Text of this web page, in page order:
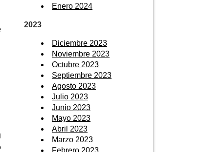
Enero 2024
2023
Diciembre 2023
Noviembre 2023
Octubre 2023
Septiembre 2023
Agosto 2023
Julio 2023
Junio 2023
Mayo 2023
Abril 2023
Marzo 2023
Febrero 2023